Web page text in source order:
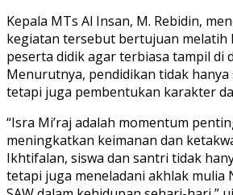
Kepala MTs Al Insan, M. Rebidin,
kegiatan tersebut bertujuan melatih
peserta didik agar terbiasa tampil di
Menurutnya, pendidikan tidak hanya
tetapi juga pembentukan karakter
“Isra Mi’raj adalah momentum
meningkatkan keimanan dan
Ikhtifalan, siswa dan santri tidak
tetapi juga meneladani akhlak mulia